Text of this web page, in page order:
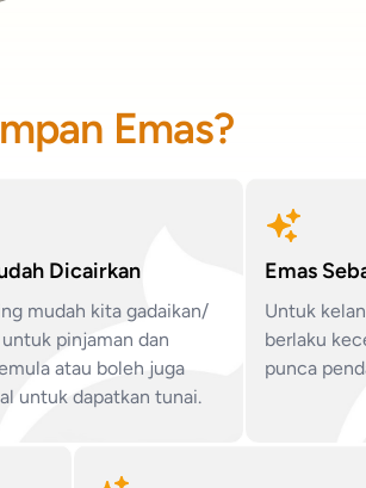
Emas?
Dicairkan
mudah kita gadaikan/
pinjaman dan
atau boleh juga
untuk dapatkan tunai.
Emas
Untuk
berlaku
punca